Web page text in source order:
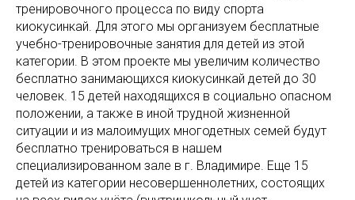
тренировочного процесса по виду спорта
киокусинкай. Для этого мы организуем бесплатные
учебно-тренировочные занятия для детей из этой
категории. В этом проекте мы увеличим количество
бесплатно занимающихся киокусинкай детей до 30
человек. 15 детей находящихся в социально опасном
положении, а также в иной трудной жизненной
ситуации и из малоимущих многодетных семей будут
бесплатно тренироваться в нашем
специализированном зале в г. Владимире. Еще 15
детей из категории несовершеннолетних, состоящих